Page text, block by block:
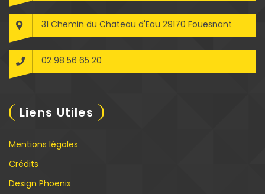
31 Chemin du Chateau d'Eau 29170 Fouesnant
02 98 56 65 20
Liens Utiles
Mentions légales
Crédits
Design Phoenix